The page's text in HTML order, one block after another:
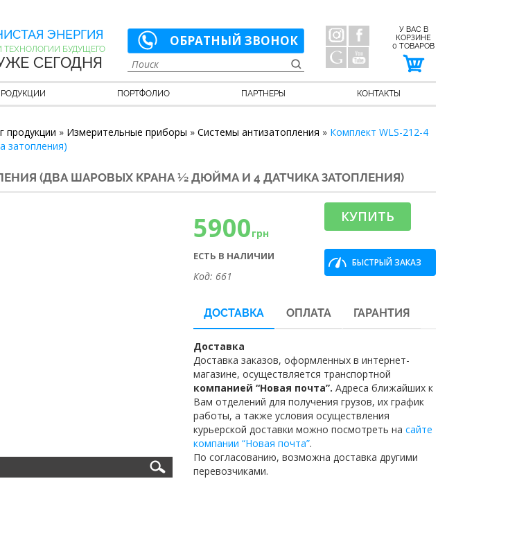
ЭНЕРГИЯ
ТЕХНОЛОГИИ БУДУЩЕГО
СЕГОДНЯ
ОБРАТНЫЙ ЗВОНОК
У ВАС В
КОРЗИНЕ
0 ТОВАРОВ
ПОРТФОЛИО ПАРТНЕРЫ КОНТАКТЫ
продукции » Измерительные приборы » Системы антизатопления » Комплект WLS-212-4
затопления)
(ДВА ШАРОВЫХ КРАНА ½ ДЮЙМА И 4 ДАТЧИКА ЗАТОПЛЕНИЯ)
5900грн
ЕСТЬ В НАЛИЧИИ
Код: 661
КУПИТЬ
БЫСТРЫЙ ЗАКАЗ
ДОСТАВКА ОПЛАТА ГАРАНТИЯ
Доставка
Доставка заказов, оформленных в интернет-
магазине, осуществляется транспортной
компанией “Новая почта”. Адреса ближайших к
Вам отделений для получения грузов, их график
работы, а также условия осуществления
курьерской доставки можно посмотреть на сайте
компании “Новая почта”.
По согласованию, возможна доставка другими
перевозчиками.